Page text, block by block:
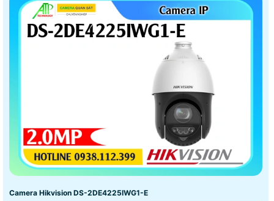
Camera Hikvision DS-2DE4225IWG1-E